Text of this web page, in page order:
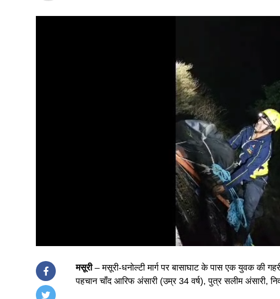
मसूरी– मसूरी-धनोल्टी मार्ग पर बासाघाट के पास एक युवक की
पहचान चाँद आरिफ अंसारी (उम्र 34 वर्ष), पुत्र सलीम अंसारी,